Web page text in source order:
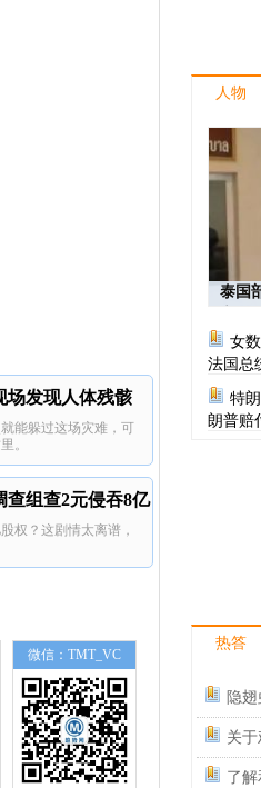
场发现人体残骸
能躲过这场灾难，可
。
查组查2元侵吞8亿
权？这剧情太离谱，
微信：TMT_VC
人物
泰国
女
法国总
特
朗普赔
热答
隐翅
关
了